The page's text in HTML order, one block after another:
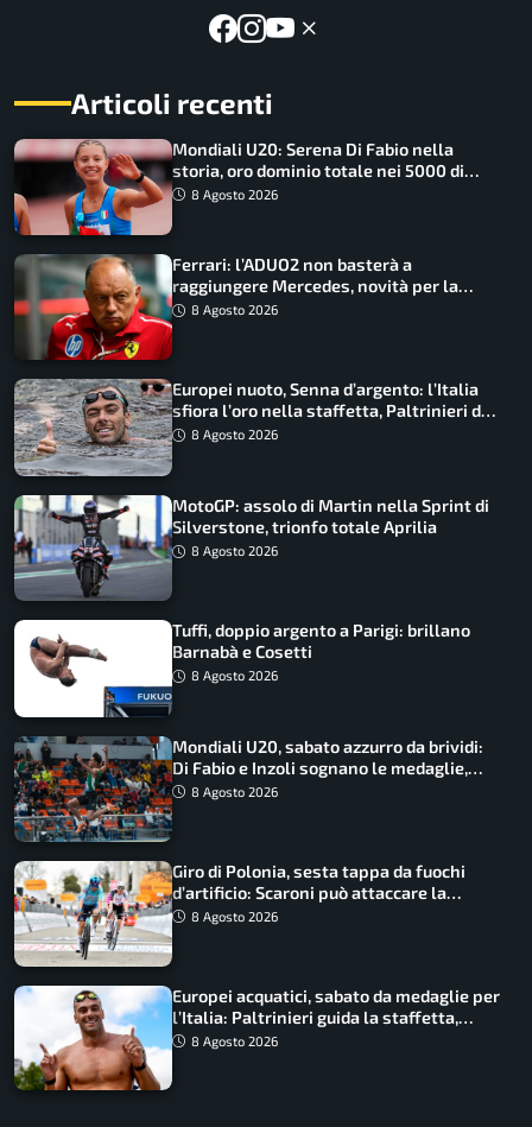
Articoli recenti
Mondiali U20: Serena Di Fabio nella
storia, oro dominio totale nei 5000 di
marcia
8 Agosto 2026
Ferrari: l’ADUO2 non basterà a
raggiungere Mercedes, novità per la
Macarena
8 Agosto 2026
Europei nuoto, Senna d’argento: l’Italia
sfiora l’oro nella staffetta, Paltrinieri da
urlo, il bilancio azzurro
8 Agosto 2026
MotoGP: assolo di Martin nella Sprint di
Silverstone, trionfo totale Aprilia
8 Agosto 2026
Tuffi, doppio argento a Parigi: brillano
Barnabà e Cosetti
8 Agosto 2026
Mondiali U20, sabato azzurro da brividi:
Di Fabio e Inzoli sognano le medaglie,
Castellani e Succo in finale
8 Agosto 2026
Giro di Polonia, sesta tappa da fuochi
d’artificio: Scaroni può attaccare la
maglia di Lemmen
8 Agosto 2026
Europei acquatici, sabato da medaglie per
l’Italia: Paltrinieri guida la staffetta,
Barnabà sogna l’oro dalle grandi altezze
8 Agosto 2026